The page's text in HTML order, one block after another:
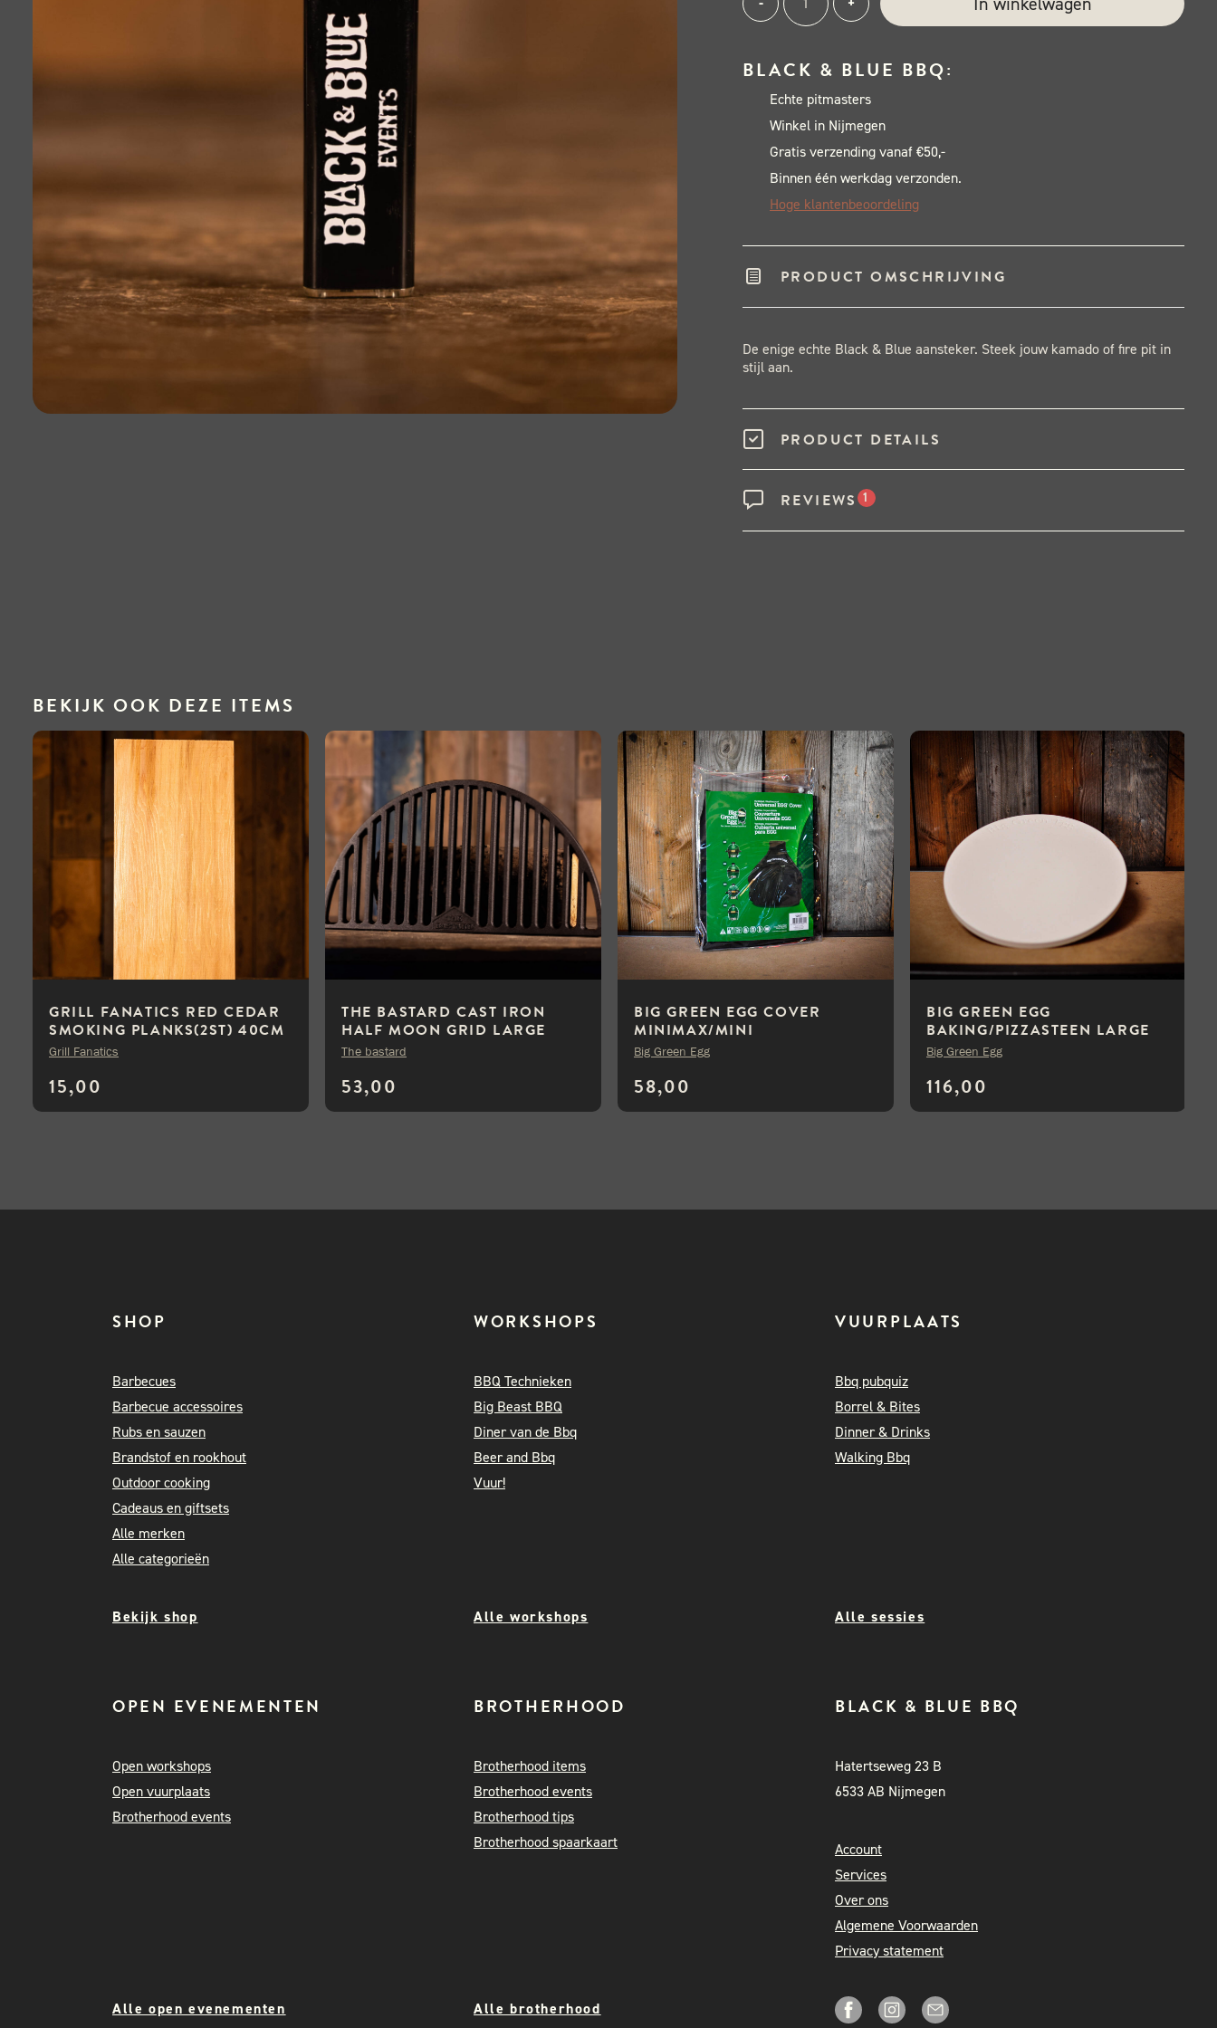
BBQ
aantal
BLACK & BLUE BBQ:
Echte pitmasters
Winkel in Nijmegen
Gratis verzending vanaf €50,-
Binnen één werkdag verzonden.
Hoge klantenbeoordeling
PRODUCT OMSCHRIJVING
De enige echte Black & Blue aansteker. Steek jouw kamado of fire pit in
stijl aan.
PRODUCT DETAILS
REVIEWS 1
BEKIJK OOK DEZE ITEMS
GRILL FANATICS RED CEDAR
SMOKING PLANKS(2ST) 40CM
15,00
Grill Fanatics
THE BASTARD CAST IRON
HALF MOON GRID LARGE
53,00
The bastard
BIG GREEN EGG COVER
MINIMAX/MINI
58,00
Big Green Egg
BIG GREEN EGG
BAKING/PIZZASTEEN LARGE
116,00
Big Green Egg
SHOP
Barbecues
Barbecue accessoires
Rubs en sauzen
Brandstof en rookhout
Outdoor cooking
Cadeaus en giftsets
Alle merken
Alle categorieën
WORKSHOPS
BBQ Technieken
Big Beast BBQ
Diner van de Bbq
Beer and Bbq
Vuur!
VUURPLAATS
Bbq pubquiz
Borrel & Bites
Dinner & Drinks
Walking Bbq
Bekijk shop Alle workshops Alle sessies
OPEN EVENEMENTEN
Open workshops
Open vuurplaats
Brotherhood events
BROTHERHOOD
Brotherhood items
Brotherhood events
Brotherhood tips
Brotherhood spaarkaart
BLACK & BLUE BBQ
Hatertseweg 23 B
6533 AB Nijmegen
Account
Services
Over ons
Algemene Voorwaarden
Privacy statement
Alle open evenementen Alle brotherhood